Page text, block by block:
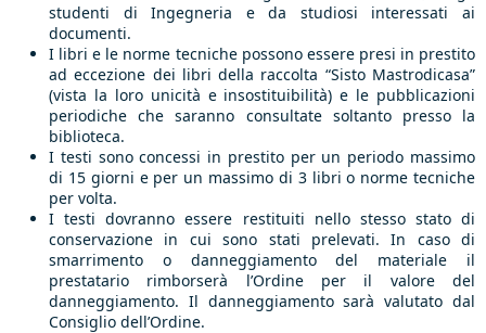
studenti di Ingegneria e da studiosi interessati ai
documenti.
I libri e le norme tecniche possono essere presi in prestito
ad eccezione dei libri della raccolta “Sisto Mastrodicasa”
(vista la loro unicità e insostituibilità) e le pubblicazioni
periodiche che saranno consultate soltanto presso la
biblioteca.
I testi sono concessi in prestito per un periodo massimo
di 15 giorni e per un massimo di 3 libri o norme tecniche
per volta.
I testi dovranno essere restituiti nello stesso stato di
conservazione in cui sono stati prelevati. In caso di
smarrimento o danneggiamento del materiale il
prestatario rimborserà l’Ordine per il valore del
danneggiamento. Il danneggiamento sarà valutato dal
Consiglio dell’Ordine.